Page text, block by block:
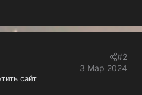
сайт
3 Мар 2024
#2